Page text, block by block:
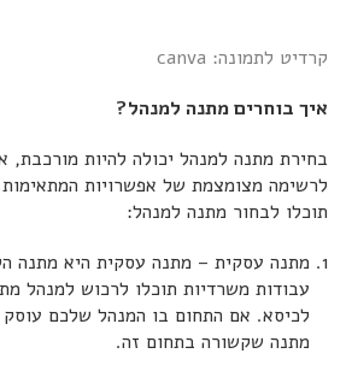
קרדיט לתמונה: canva
איך בוחרים מתנה למנהל?
בחירת מתנה למנהל יכולה להיות מורכבת,
לרשימה מצומצמת של אפשרויות
תוכלו לבחור מתנה למנהל:
מתנה עסקית – מתנה עסקית היא מתנה
עבודות משרדיות תוכלו לרכוש למנהל
לכיסא. אם התחום בו המנהל שלכם
מתנה שקשורה בתחום זה.